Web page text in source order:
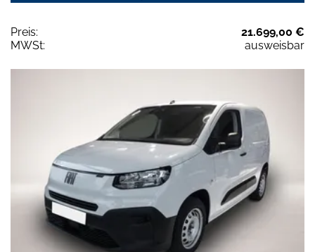
Preis:
21.699,00 €
MWSt:
ausweisbar